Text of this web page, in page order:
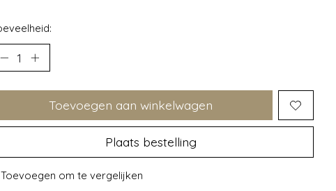
Toevoegen aan winkelwagen
Plaats bestelling
Toevoegen om te vergelijken